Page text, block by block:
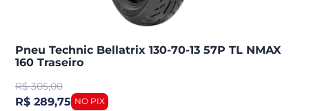
Pneu Technic Bellatrix 130-70-13 57P TL NMAX
160 Traseiro
R$ 305,00
R$ 289,75